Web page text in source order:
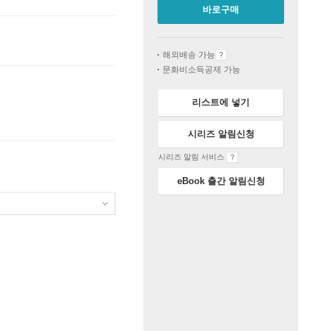
바로구매
해외배송 가능
문화비소득공제 가능
리스트에 넣기
시리즈 알림신청
시리즈 알림 서비스
eBook 출간 알림신청